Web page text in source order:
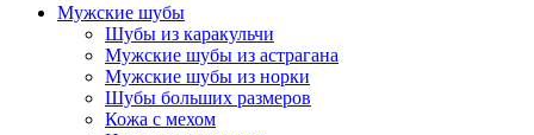
Мужские шубы
Шубы из каракульчи
Мужские шубы из астрагана
Мужские шубы из норки
Шубы больших размеров
Кожа с мехом